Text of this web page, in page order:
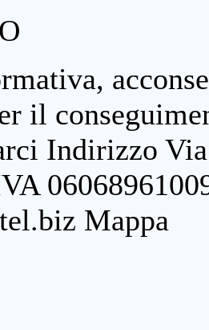
il
Indirizzo
Mappa